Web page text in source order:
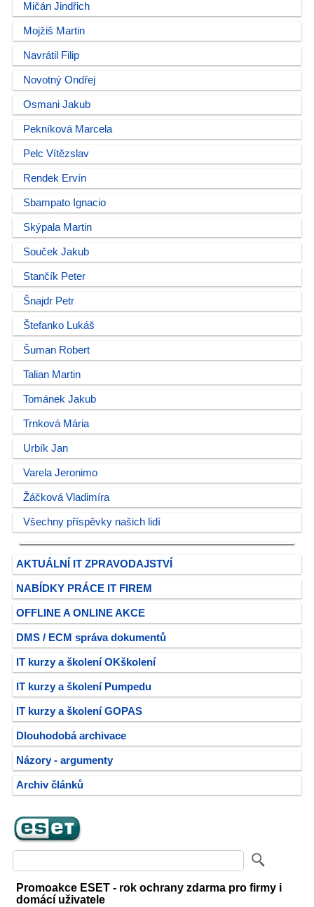
Mičán Jindřich
Mojžiš Martin
Navrátil Filip
Novotný Ondřej
Osmani Jakub
Pekníková Marcela
Pelc Vítězslav
Rendek Ervín
Sbampato Ignacio
Skýpala Martin
Souček Jakub
Stančík Peter
Šnajdr Petr
Štefanko Lukáš
Šuman Robert
Talian Martin
Tománek Jakub
Trnková Mária
Urbík Jan
Varela Jeronimo
Žáčková Vladimíra
Všechny příspěvky našich lidí
AKTUÁLNÍ IT ZPRAVODAJSTVÍ
NABÍDKY PRÁCE IT FIREM
OFFLINE A ONLINE AKCE
DMS / ECM správa dokumentů
IT kurzy a školení OKškolení
IT kurzy a školení Pumpedu
IT kurzy a školení GOPAS
Dlouhodobá archivace
Názory - argumenty
Archiv článků
Promoakce ESET - rok ochrany zdarma pro firmy i
domácí uživatele